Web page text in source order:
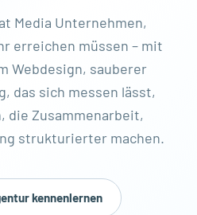
Media Unternehmen,
erreichen müssen – mit
Webdesign, sauberer
das sich messen lässt,
die Zusammenarbeit,
strukturierter machen.
kennenlernen